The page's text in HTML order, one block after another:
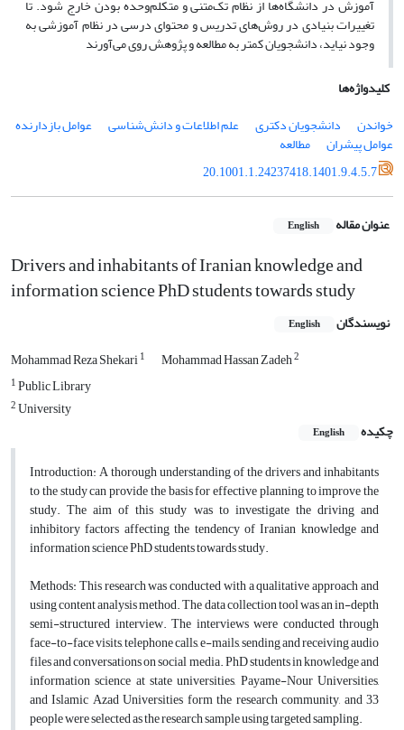
آموزش در دانشگاهها از نظام تکمتنی و متکلم‌وحده بودن خارج شود. تا
تغییرات بنیادی در روش‌های تدریس و محتوای درسی در نظام آموزشی به
وجود نیاید، دانشجویان کمتر به مطالعه و پژوهش روی می‌آورند
کلیدواژه‌ها
خواندن
دانشجویان دکتری علم اطلاعات و دانش‌شناسی عوامل بازدارنده
عوامل پیشران
مطالعه
20.1001.1.24237418.1401.9.4.5.7
عنوان مقاله English
Drivers and inhabitants of Iranian knowledge and
information science PhD students towards study
نویسندگان English
Mohammad Reza Shekari1 Mohammad Hassan Zadeh2
1Public Library
2University
چکیده
English
Introduction:A thorough understanding of the drivers and inhabitants
to the study can provide the basis for effective planning to improve the
study. The aim of this study was to investigate the driving and
inhibitory factors affecting the tendency of Iranian knowledge and
information science PhD students towards study.
Methods:This research was conducted with a qualitative approach and
using content analysis method. The data collection tool was an in-depth
semi-structured interview. The interviews were conducted through
face-to-face visits, telephone calls, e-mails, sending and receiving audio
files and conversations on social media. PhD students in knowledge and
information science at state universities, Payame-Nour Universities,
and Islamic Azad Universities form the research community, and 33
people were selected as the research sample using targeted sampling.